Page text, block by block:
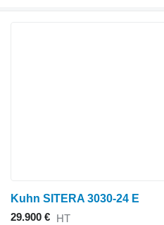
Kuhn SITERA 3030-24 E
29.900 € HT